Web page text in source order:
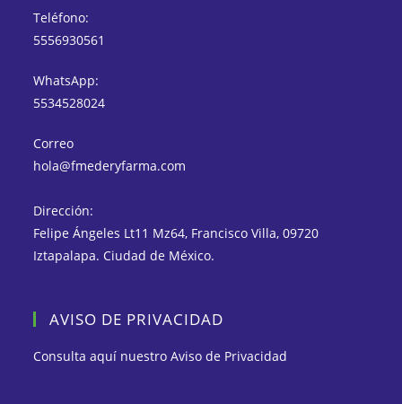
Teléfono:
5556930561
WhatsApp:
5534528024
Correo
hola@fmederyfarma.com
Dirección:
Felipe Ángeles Lt11 Mz64, Francisco Villa, 09720
Iztapalapa. Ciudad de México.
AVISO DE PRIVACIDAD
Consulta aquí nuestroAviso de Privacidad